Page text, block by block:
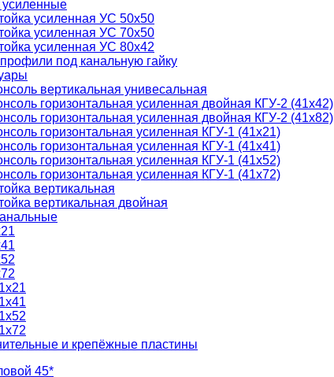
усиленные
усиленная УС 50х50
усиленная УС 70х50
усиленная УС 80х42
под канальную гайку
вертикальная унивесальная
горизонтальная усиленная двойная КГУ-2 (41х42)
горизонтальная усиленная двойная КГУ-2 (41х82)
горизонтальная усиленная КГУ-1 (41х21)
горизонтальная усиленная КГУ-1 (41х41)
горизонтальная усиленная КГУ-1 (41х52)
горизонтальная усиленная КГУ-1 (41х72)
вертикальная
вертикальная двойная
и крепёжные пластины